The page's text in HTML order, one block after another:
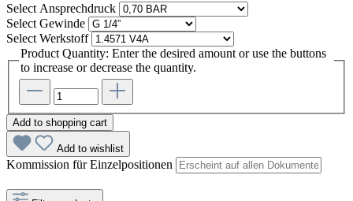
Select Ansprechdruck
Select Gewinde
Select Werkstoff
Product Quantity: Enter the desired amount or use the buttons
to increase or decrease the quantity.
Add to shopping cart
Add to wishlist
Kommission für Einzelpositionen